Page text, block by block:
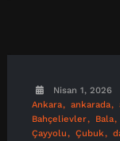
Nisan 1, 2026
Ankara
ankarada
Bahçelievler
Bala
Çayyolu
Çubuk